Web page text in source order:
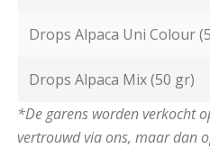
Drops Alpaca Uni Colour
Drops Alpaca Mix (50 gr)
*De garens worden verkocht
vertrouwd via ons, maar dan